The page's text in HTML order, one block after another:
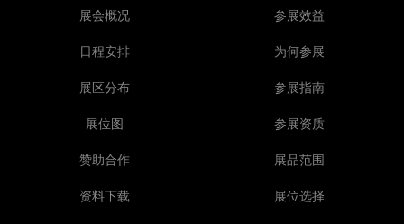
展会概况
日程安排
展区分布
展位图
赞助合作
资料下载
参展效益
为何参展
参展指南
参展资质
展品范围
展位选择